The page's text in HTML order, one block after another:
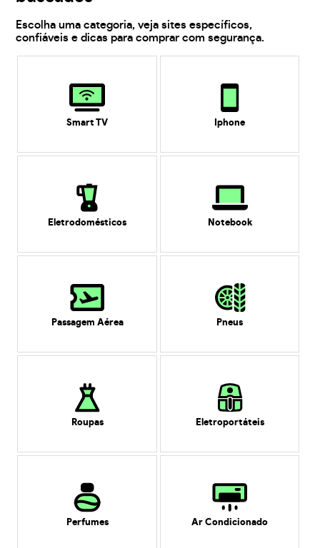
Escolha uma categoria, veja sites específicos,
confiáveis e dicas para comprar com segurança.
Smart TV Iphone
Eletrodomésticos Notebook
Passagem Aérea Pneus
Roupas Eletroportáteis
Perfumes Ar Condicionado